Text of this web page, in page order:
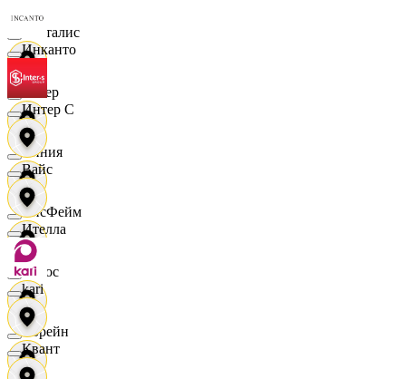
Лакталис
Левер
Линия
ЛисФейм
Логос
Лорейн
Инканто
Интер С
Вайс
Ителла
kari
Квант